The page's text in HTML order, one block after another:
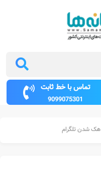
تماس با خط ثابت
9099075301
هک شدن تلگرام